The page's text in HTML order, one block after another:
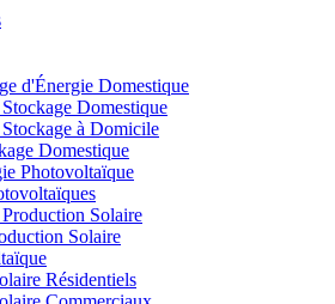
d'Énergie Domestique
Domestique
Stockage à Domicile
Domestique
Photovoltaïque
Solaire
Solaire
Résidentiels